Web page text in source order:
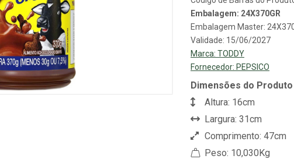
Embalagem: 24X370GR
Embalagem Master:
Validade: 15/06/2027
Marca: TODDY
Fornecedor: PEPSICO
Dimensões do Produto
Altura: 16cm
Largura: 31cm
Comprimento: 47cm
Peso: 10,030Kg